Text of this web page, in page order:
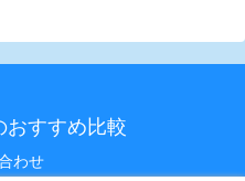
おすすめ比較
わせ